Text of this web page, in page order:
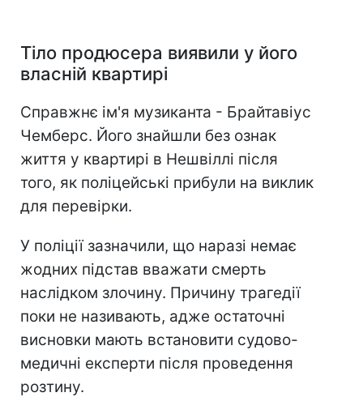
Тіло продюсера виявили у його
власній квартирі
Справжнє ім'я музиканта - Брайтавіус
Чемберс. Його знайшли без ознак
життя у квартирі в Нешвіллі після
того, як поліцейські прибули на виклик
для перевірки.
У поліції зазначили, що наразі немає
жодних підстав вважати смерть
наслідком злочину. Причину трагедії
поки не називають, адже остаточні
висновки мають встановити судово-
медичні експерти після проведення
розтину.